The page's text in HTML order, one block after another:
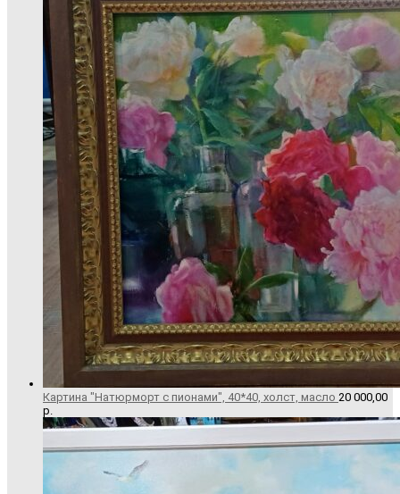
Картина "Натюрморт с пионами", 40*40, холст, масло 20 000,00
р.